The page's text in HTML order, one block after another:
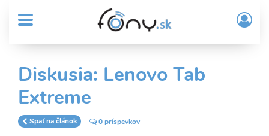
obsah
MENU
Sub
Header
menu
User
account
menu
/
Diskusia: Lenovo Tab
Extreme
Späť na článok 0 príspevkov